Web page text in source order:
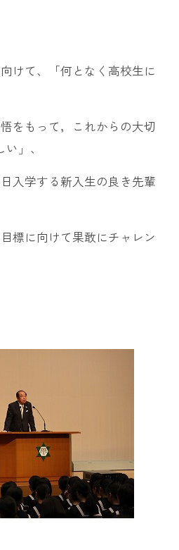
けて、「何となく高校生に
をもって，これからの大切
」、
入学する新入生の良き先輩
標に向けて果敢にチャレン